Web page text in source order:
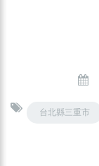
台北縣三重市